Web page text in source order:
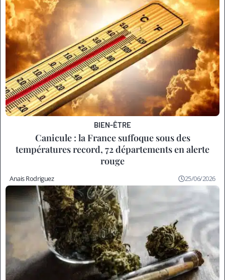
BIEN-ÊTRE
Canicule : la France suffoque sous des
températures record, 72 départements en alerte
rouge
Anais Rodriguez 25/06/2026